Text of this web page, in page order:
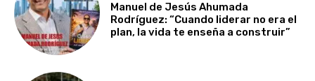
Manuel de Jesús Ahumada
Rodríguez: “Cuando liderar no era el
plan, la vida te enseña a construir”